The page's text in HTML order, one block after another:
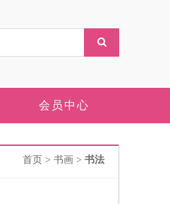
会员中心
首页 > 书画 > 书法